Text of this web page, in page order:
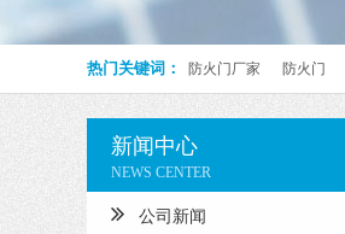
热门关键词： 防火门厂家 防火门
新闻中心
NEWS CENTER
公司新闻